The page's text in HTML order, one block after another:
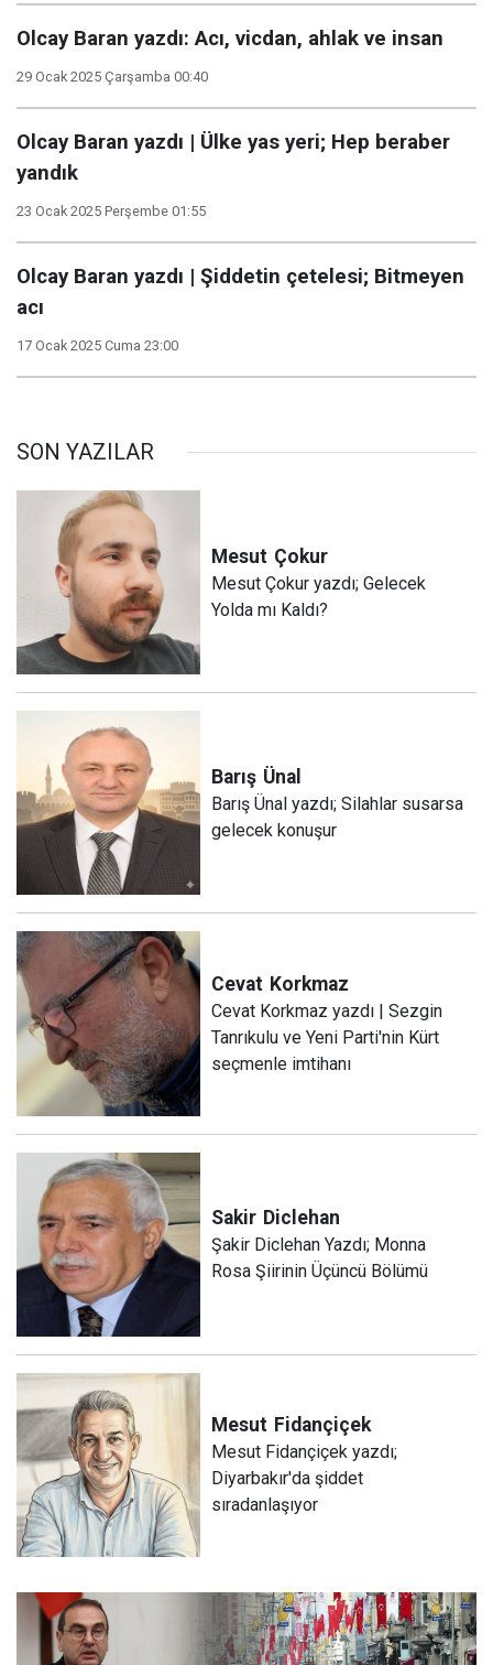
Olcay Baran yazdı: Acı, vicdan, ahlak ve insan
29 Ocak 2025 Çarşamba 00:40
Olcay Baran yazdı | Ülke yas yeri; Hep beraber
yandık
23 Ocak 2025 Perşembe 01:55
Olcay Baran yazdı | Şiddetin çetelesi; Bitmeyen
acı
17 Ocak 2025 Cuma 23:00
SON YAZILAR
Mesut Çokur
Mesut Çokur yazdı; Gelecek
Yolda mı Kaldı?
Barış Ünal
Barış Ünal yazdı; Silahlar susarsa
gelecek konuşur
Cevat Korkmaz
Cevat Korkmaz yazdı | Sezgin
Tanrıkulu ve Yeni Parti'nin Kürt
seçmenle imtihanı
Sakir Diclehan
Şakir Diclehan Yazdı; Monna
Rosa Şiirinin Üçüncü Bölümü
Mesut Fidançiçek
Mesut Fidançiçek yazdı;
Diyarbakır'da şiddet
sıradanlaşıyor